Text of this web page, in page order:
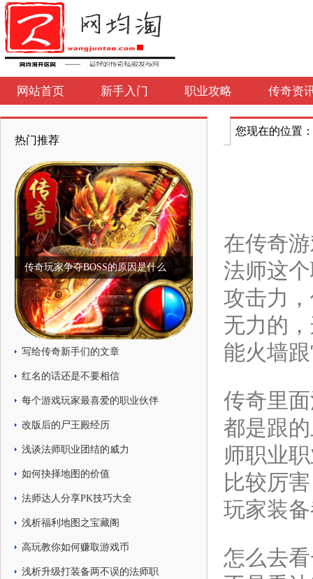
网站首页 新手入门 职业攻略 传奇资
您现在的位置
在传奇
法师这
攻击力
无力的
能火墙
传奇里
都是跟
师职业
比较厉
玩家装
怎么去
热门推荐
传奇玩家争夺BOSS的原因是什么
写给传奇新手们的文章
红名的话还是不要相信
每个游戏玩家最喜爱的职业伙伴
改版后的尸王殿经历
浅谈法师职业团结的威力
如何抉择地图的价值
法师达人分享PK技巧大全
浅析福利地图之宝藏阁
高玩教你如何赚取游戏币
浅析升级打装备两不误的法师职